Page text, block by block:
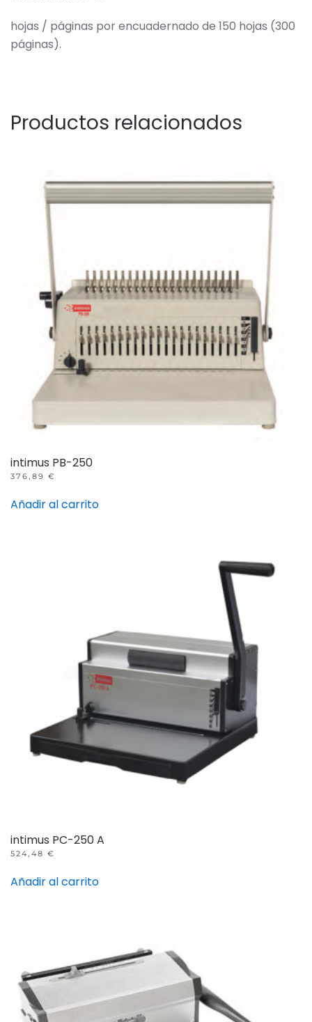
hojas / páginas por encuadernado de 150 hojas (300
páginas).
Productos relacionados
intimus PB-250
376,89 €
Añadir al carrito
intimus PC-250 A
524,48 €
Añadir al carrito